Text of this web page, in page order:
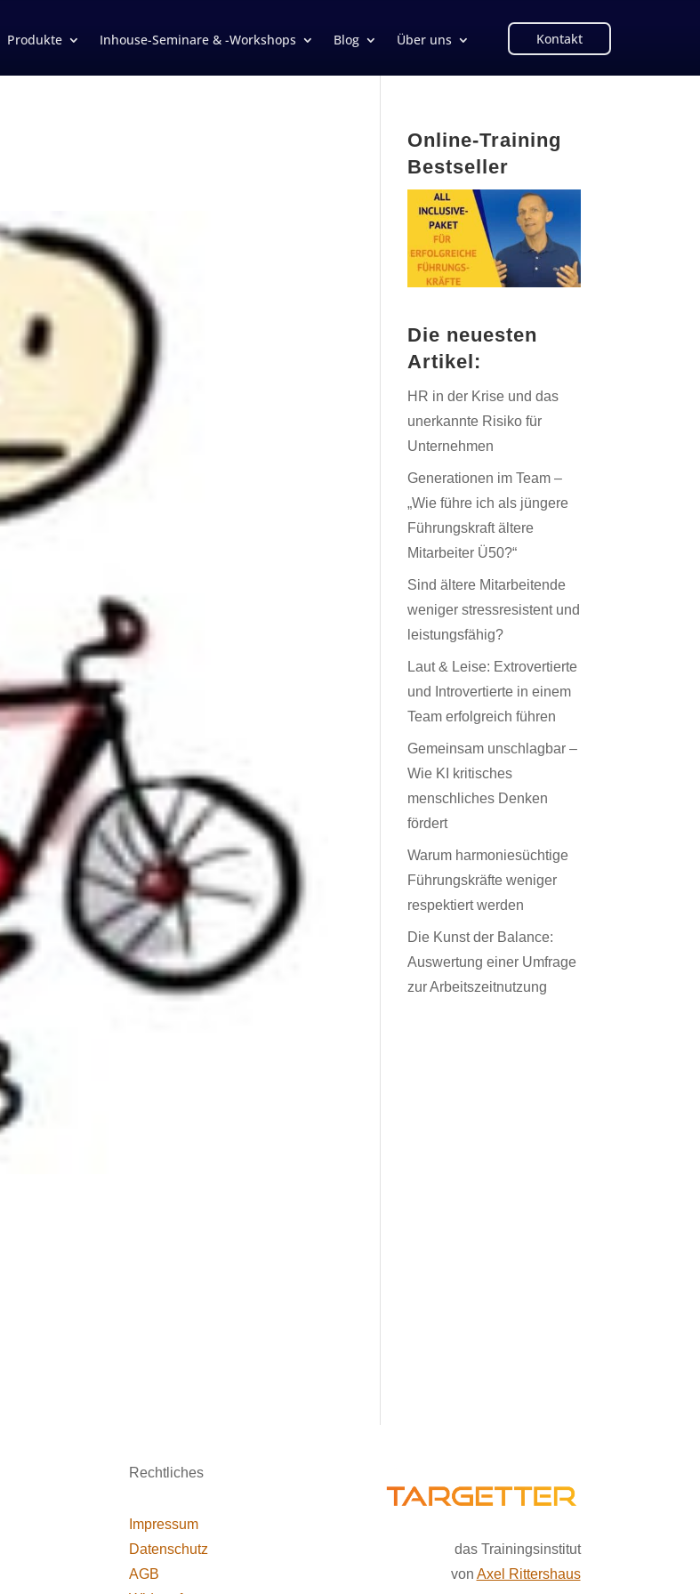
Produkte Inhouse-Seminare & -Workshops Blog Über uns Kontakt
Online-Training
Bestseller
Die neuesten
Artikel:
HR in der Krise und das
unerkannte Risiko für
Unternehmen
Generationen im Team –
„Wie führe ich als jüngere
Führungskraft ältere
Mitarbeiter Ü50?“
Sind ältere Mitarbeitende
weniger stressresistent und
leistungsfähig?
Laut & Leise: Extrovertierte
und Introvertierte in einem
Team erfolgreich führen
Gemeinsam unschlagbar –
Wie KI kritisches
menschliches Denken
fördert
Warum harmoniesüchtige
Führungskräfte weniger
respektiert werden
Die Kunst der Balance:
Auswertung einer Umfrage
zur Arbeitszeitnutzung
Rechtliches
Impressum
Datenschutz
AGB
das Trainingsinstitut
von Axel Rittershaus